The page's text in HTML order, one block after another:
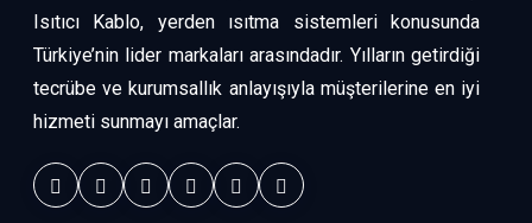
Isıtıcı Kablo, yerden ısıtma sistemleri konusunda
Türkiye’nin lider markaları arasındadır. Yılların getirdiği
tecrübe ve kurumsallık anlayışıyla müşterilerine en iyi
hizmeti sunmayı amaçlar.